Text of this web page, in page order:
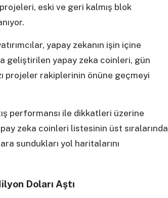
eski ve geri kalmış blok
yapay zekanın işin içine
geliştirilen yapay zeka coinleri, gün
projeler rakiplerinin önüne geçmeyi
performansı ile dikkatleri üzerine
zeka coinleri listesinin üst sıralarında
sundukları yol haritalarını
Doları Aştı